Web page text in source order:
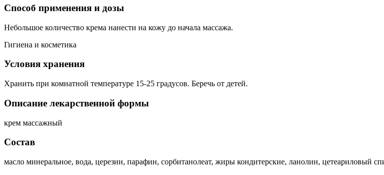
Способ применения и дозы
Небольшое количество крема нанести на кожу до начала массажа.
Гигиена и косметика
Условия хранения
Хранить при комнатной температуре 15-25 градусов. Беречь от детей.
Описание лекарственной формы
крем массажный
Состав
масло минеральное, вода, церезин, парафин, сорбитанолеат, жиры кондитерские, ланолин, цетеариловый